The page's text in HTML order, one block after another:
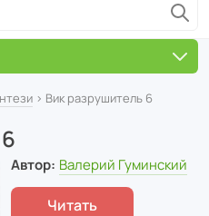
› Вик разрушитель 6
Автор: Валерий Гуминский
Читать